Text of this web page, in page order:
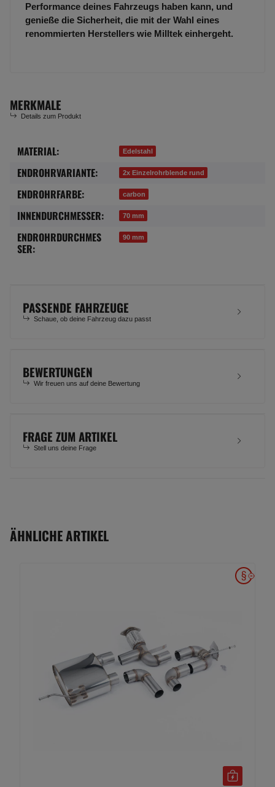
Performance deines Fahrzeugs haben kann, und
genieße die Sicherheit, die mit der Wahl eines
renommierten Herstellers wie Milltek einhergeht.
MERKMALE
Details zum Produkt
Produkteigenschaft
Wert
MATERIAL: Edelstahl
ENDROHRVARIANTE: 2x Einzelrohrblende rund
ENDROHRFARBE: carbon
INNENDURCHMESSER: 70 mm
ENDROHRDURCHMES
SER:
90 mm
PASSENDE FAHRZEUGE
Schaue, ob deine Fahrzeug dazu passt
BEWERTUNGEN
Wir freuen uns auf deine Bewertung
FRAGE ZUM ARTIKEL
Stell uns deine Frage
ÄHNLICHE ARTIKEL